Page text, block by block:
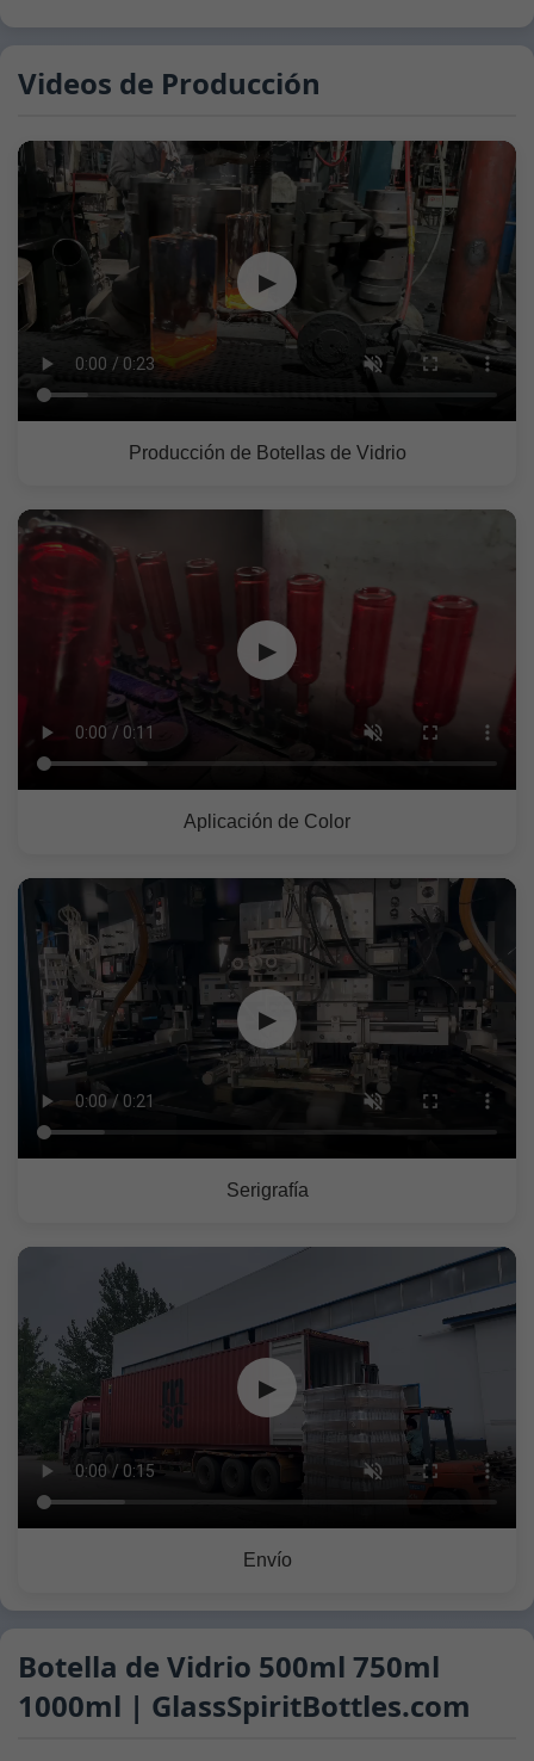
Videos de Producción
▶
Producción de Botellas de Vidrio
▶
Aplicación de Color
▶
Serigrafía
▶
Envío
Botella de Vidrio 500ml 750ml
1000ml | GlassSpiritBottles.com